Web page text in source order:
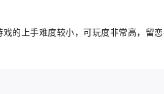
的上手难度较小，可玩度非常高，留